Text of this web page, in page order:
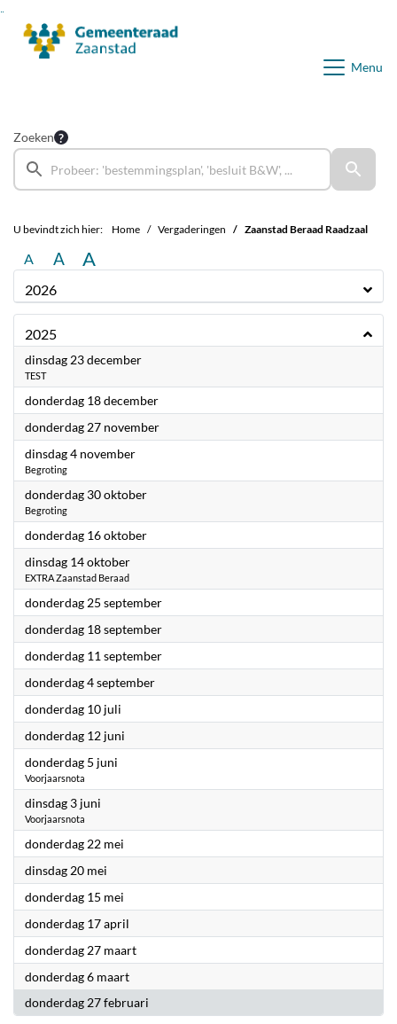
Menu
Zoeken
U bevindt zich hier: Home Vergaderingen Zaanstad Beraad Raadzaal
A A A
2026
2025
dinsdag 23 december2025
TEST
donderdag 18 december2025
donderdag 27 november2025
dinsdag 4 november2025
Begroting
donderdag 30 oktober2025
Begroting
donderdag 16 oktober2025
dinsdag 14 oktober2025
EXTRA Zaanstad Beraad
donderdag 25 september2025
donderdag 18 september2025
donderdag 11 september2025
donderdag 4 september2025
donderdag 10 juli
donderdag 12 juni
donderdag 5 juni
Voorjaarsnota
dinsdag 3 juni
Voorjaarsnota
donderdag 22 mei
dinsdag 20 mei
donderdag 15 mei
donderdag 17 april
donderdag 27 maart2025
donderdag 6 maart2025
donderdag 27 februari